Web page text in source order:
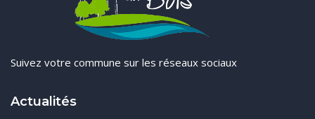
Suivez votre commune sur les réseaux sociaux
Actualités